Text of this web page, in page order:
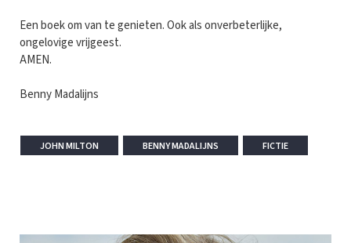
Een boek om van te genieten. Ook als onverbeterlijke,
ongelovige vrijgeest.
AMEN.
Benny Madalijns
JOHN MILTON BENNY MADALIJNS FICTIE